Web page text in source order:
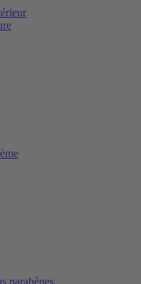
parabènes